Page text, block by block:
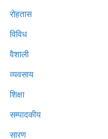
रोहतास
विविध
वैशाली
व्यवसाय
शिक्षा
सम्पादकीय
सारण